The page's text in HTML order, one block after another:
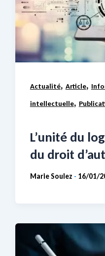
Actualité, Article,
intellectuelle,
L’unité du
du droit
Marie Soulez - 16/01/